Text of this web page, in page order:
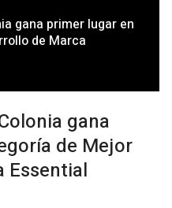
gana primer lugar en
de Marca
gana
de Mejor
Essential